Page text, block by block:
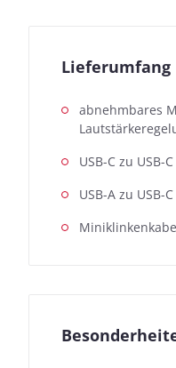
Lieferumfang
abnehmbares
USB-C zu USB-
USB-A zu USB-